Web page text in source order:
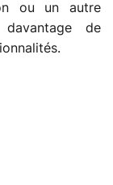
ou un autre
de